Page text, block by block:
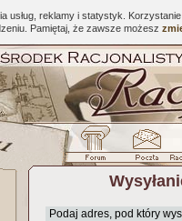
usług, reklamy i statystyk.
Pamiętaj, że zawsze możesz
Podaj adres, pod który